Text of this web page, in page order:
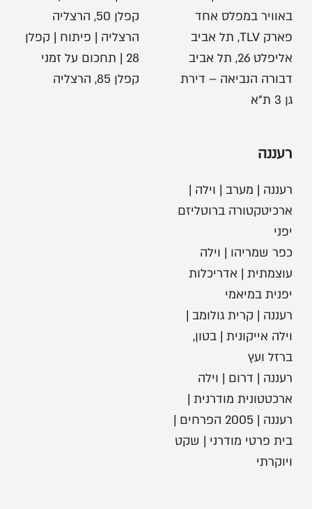
באוויר במפלס אחד
פארק TLV, תל אביב
אליפלט 26, תל אביב
דבורה הנביאה – דירת
גן 3 ת"א
קפלן 50, הרצליה
הרצליה | פיתוח | קפלן
28 | תחכום על זמני
קפלן 85, הרצליה
רעננה
רעננה | מערב | וילה |
ארכיטקטורה ברוטליזם
יפני
כפר שמריהו | וילה
עוצמתית | אדריכלות
יפנית במיאמי
רעננה | קרית גולומב |
וילה אייקונית | בטון,
ברזל ועץ
רעננה | דרום | וילה
ארכטטונית מודרנית |
רעננה | 2005 הפרחים |
בית פרטי מודרני | שקט
ויוקרתי